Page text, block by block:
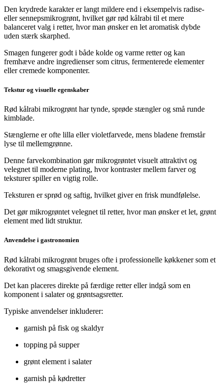
Den krydrede karakter er langt mildere end i eksempelvis radise-
eller sennepsmikrogrønt, hvilket gør rød kålrabi til et mere
balanceret valg i retter, hvor man ønsker en let aromatisk dybde
uden stærk skarphed.
Smagen fungerer godt i både kolde og varme retter og kan
fremhæve andre ingredienser som citrus, fermenterede elementer
eller cremede komponenter.
Tekstur og visuelle egenskaber
Rød kålrabi mikrogrønt har tynde, sprøde stængler og små runde
kimblade.
Stænglerne er ofte lilla eller violetfarvede, mens bladene fremstår
lyse til mellemgrønne.
Denne farvekombination gør mikrogrøntet visuelt attraktivt og
velegnet til moderne plating, hvor kontraster mellem farver og
teksturer spiller en vigtig rolle.
Teksturen er sprød og saftig, hvilket giver en frisk mundfølelse.
Det gør mikrogrøntet velegnet til retter, hvor man ønsker et let, grønt
element med lidt struktur.
Anvendelse i gastronomien
Rød kålrabi mikrogrønt bruges ofte i professionelle køkkener som et
dekorativt og smagsgivende element.
Det kan placeres direkte på færdige retter eller indgå som en
komponent i salater og grøntsagsretter.
Typiske anvendelser inkluderer:
garnish på fisk og skaldyr
topping på supper
grønt element i salater
garnish på kødretter